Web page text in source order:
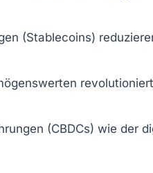
(Stablecoins)
revolutioniert
(CBDCs) wie der